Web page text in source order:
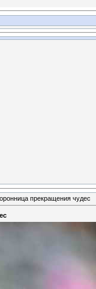
прекращения чудес